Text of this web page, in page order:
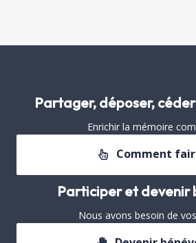
Partager, déposer,
Enrichir la mémoire
Comment
Participer et devenir
Nous avons besoin de